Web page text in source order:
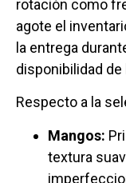
rotación como
agote el
la entrega
disponibilidad
Respecto a la
Mangos:
textura